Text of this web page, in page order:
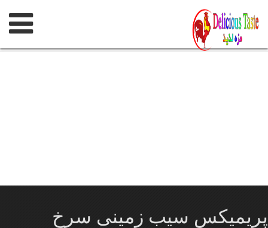
به
محتوی
پریمیکس سیب زمینی سرخ